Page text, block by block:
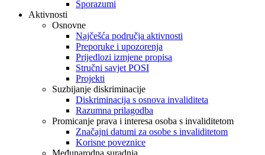
Sporazumi
Aktivnosti
Osnovne
Najčešća područja aktivnosti
Preporuke i upozorenja
Prijedlozi izmjene propisa
Stručni savjet POSI
Projekti
Suzbijanje diskriminacije
Diskriminacija s osnova invaliditeta
Razumna prilagodba
Promicanje prava i interesa osoba s invaliditetom
Značajni datumi za osobe s invaliditetom
Korisne poveznice
Međunarodna suradnja